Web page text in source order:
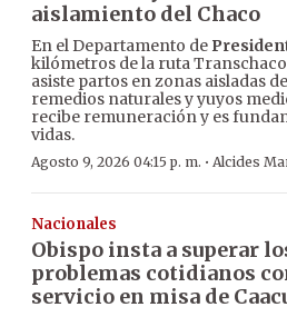
aislamiento del Chaco
En el Departamento de
kilómetros de la ruta
asiste partos en zonas aisladas
remedios naturales y yuyos
recibe remuneración y es
vidas.
Agosto 9, 2026 04:15 p. m. · Alcides
Nacionales
Obispo insta a superar
problemas cotidianos
servicio en misa de